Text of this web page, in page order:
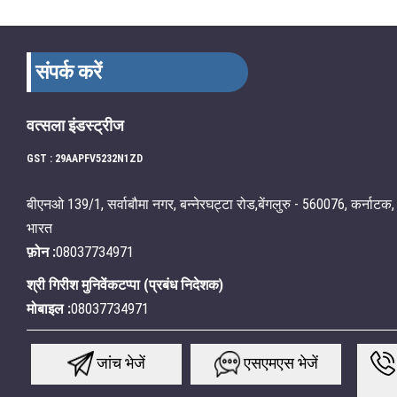
संपर्क करें
वत्सला इंडस्ट्रीज
GST : 29AAPFV5232N1ZD
बीएनओ 139/1, सर्वाबौमा नगर, बन्नेरघट्टा रोड,बेंगलुरु - 560076, कर्नाटक,
भारत
फ़ोन :08037734971
श्री गिरीश मुनिवेंकटप्पा(प्रबंध निदेशक)
मोबाइल :08037734971
जांच भेजें एसएमएस भेजें